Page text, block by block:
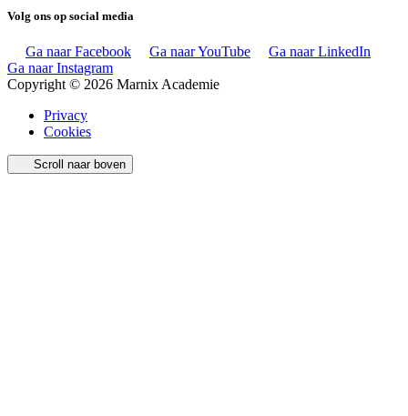
Volg ons op social media
Ga naar Facebook Ga naar YouTube
Ga naar LinkedIn
Ga naar Instagram
Copyright © 2026 Marnix Academie
Privacy
Cookies
Scroll naar boven